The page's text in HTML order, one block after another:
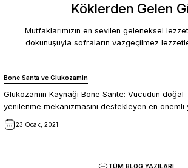
Köklerden Gelen
Mutfaklarımızın en sevilen geleneksel
dokunuşuyla sofraların vazgeçilmez
Bone Santa ve Glukozamin
Glukozamin Kaynağı Bone Sante: Vücudun doğal
yenilenme mekanizmasını destekleyen en önemli
taşlarından biri
23 Ocak, 2021
TÜM BLOG YAZILARI